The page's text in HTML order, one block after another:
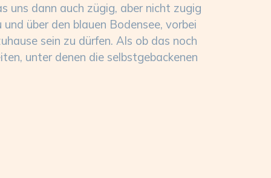
uns dann auch zügig, aber nicht zugig
über den blauen Bodensee, vorbei
sein zu dürfen. Als ob das noch
unter denen die selbstgebackenen